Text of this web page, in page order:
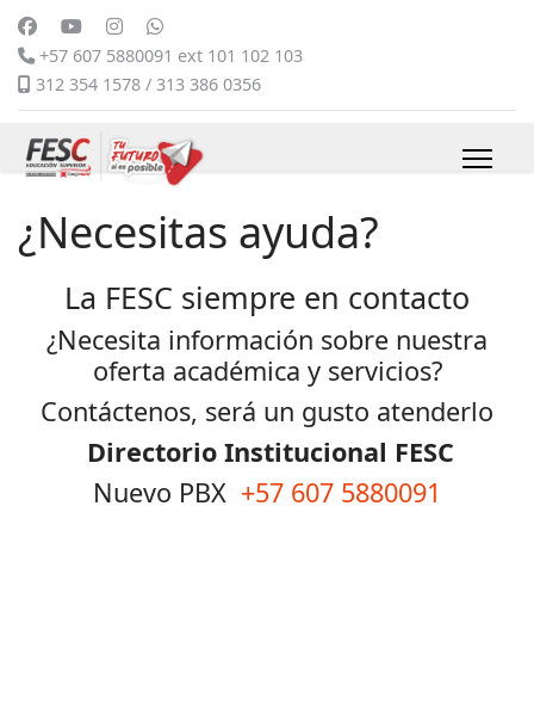
+57 607 5880091 ext 101 102 103
312 354 1578 / 313 386 0356
¿Necesitas ayuda?
La FESC siempre en contacto
¿Necesita información sobre nuestra
oferta académica y servicios?
Contáctenos, será un gusto atenderlo
Directorio Institucional FESC
Nuevo PBX +57 607 5880091